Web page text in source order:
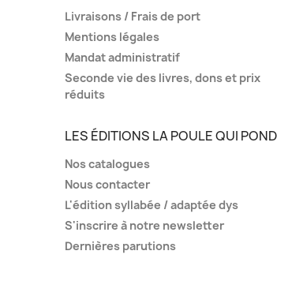
Livraisons / Frais de port
Mentions légales
Mandat administratif
Seconde vie des livres, dons et prix
réduits
LES ÉDITIONS LA POULE QUI POND
Nos catalogues
Nous contacter
L'édition syllabée / adaptée dys
S'inscrire à notre newsletter
Dernières parutions